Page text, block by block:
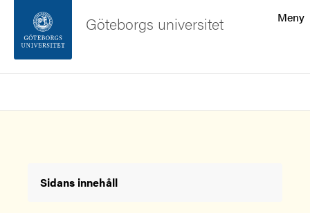
Sidfoten
Meny
Göteborgs universitet
Sidans innehåll